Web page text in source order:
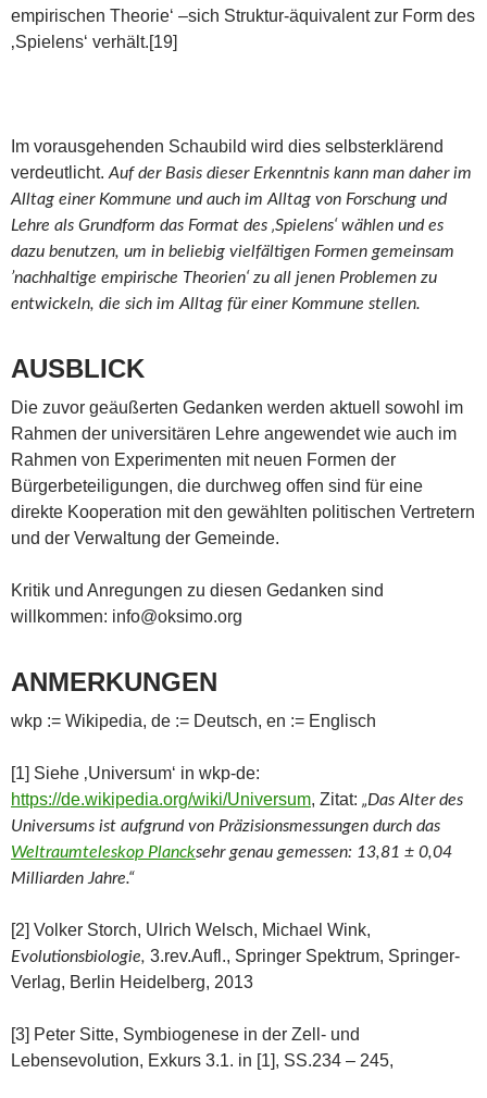
empirischen Theorie‘ –sich Struktur-äquivalent zur Form des
‚Spielens‘ verhält.[19]
Im vorausgehenden Schaubild wird dies selbsterklärend
verdeutlicht. Auf der Basis dieser Erkenntnis kann man daher im
Alltag einer Kommune und auch im Alltag von Forschung und
Lehre als Grundform das Format des ‚Spielens‘ wählen und es
dazu benutzen, um in beliebig vielfältigen Formen gemeinsam
’nachhaltige empirische Theorien‘ zu all jenen Problemen zu
entwickeln, die sich im Alltag für einer Kommune stellen.
AUSBLICK
Die zuvor geäußerten Gedanken werden aktuell sowohl im
Rahmen der universitären Lehre angewendet wie auch im
Rahmen von Experimenten mit neuen Formen der
Bürgerbeteiligungen, die durchweg offen sind für eine
direkte Kooperation mit den gewählten politischen Vertretern
und der Verwaltung der Gemeinde.
Kritik und Anregungen zu diesen Gedanken sind
willkommen: info@oksimo.org
ANMERKUNGEN
wkp := Wikipedia, de := Deutsch, en := Englisch
[1] Siehe ‚Universum‘ in wkp-de:
https://de.wikipedia.org/wiki/Universum, Zitat: „Das Alter des
Universums ist aufgrund von Präzisionsmessungen durch das
Weltraumteleskop Plancksehr genau gemessen: 13,81 ± 0,04
Milliarden Jahre.“
[2] Volker Storch, Ulrich Welsch, Michael Wink,
Evolutionsbiologie, 3.rev.Aufl., Springer Spektrum, Springer-
Verlag, Berlin Heidelberg, 2013
[3] Peter Sitte, Symbiogenese in der Zell- und
Lebensevolution, Exkurs 3.1. in [1], SS.234 – 245,